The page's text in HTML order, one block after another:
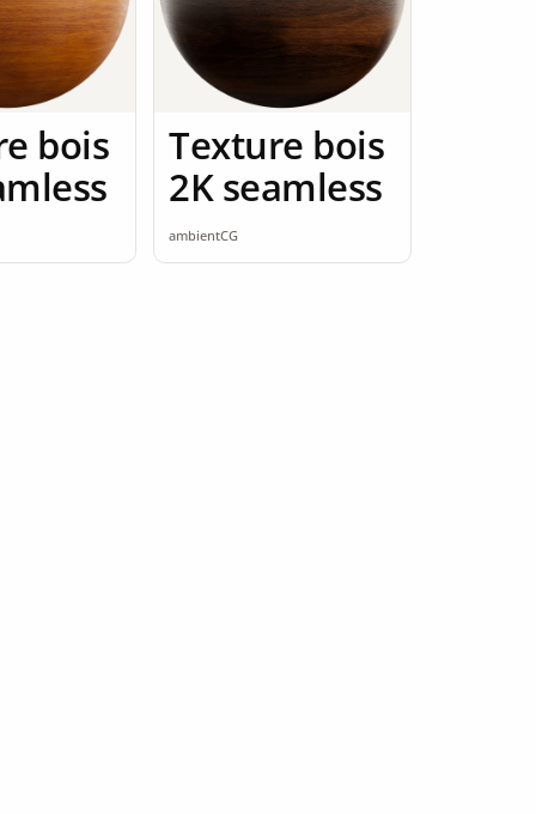
bois
Texture bois
2K seamless
ambientCG